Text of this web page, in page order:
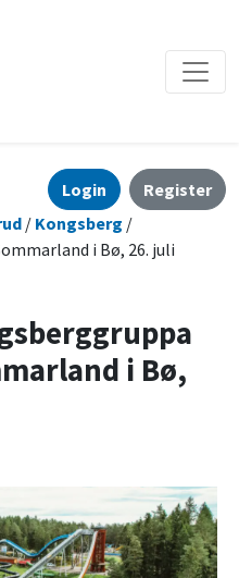
Login
Register
/ Kongsberg /
i Bø, 26. juli
i Bø,